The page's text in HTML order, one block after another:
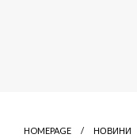
HOMEPAGE
НОВИНИ